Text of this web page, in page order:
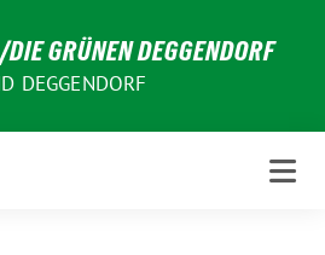
GRÜNEN DEGGENDORF
DEGGENDORF